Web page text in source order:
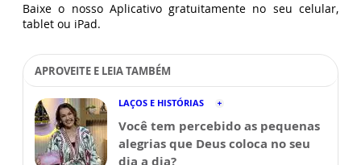
Baixe o nosso Aplicativo gratuitamente no seu celular,
tablet ou iPad.
APROVEITE E LEIA TAMBÉM
LAÇOS E HISTÓRIAS
Você tem percebido as pequenas
alegrias que Deus coloca no seu
dia a dia?